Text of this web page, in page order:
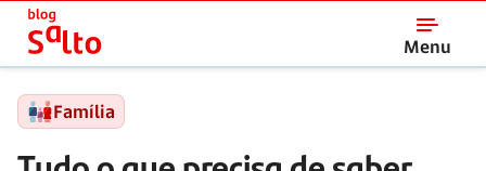
Menu
Salto
Família